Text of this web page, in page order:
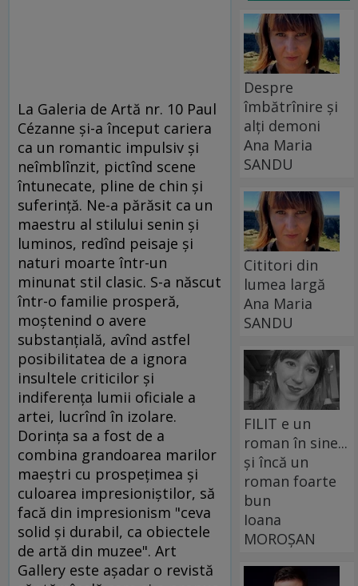
La Galeria de Artă nr. 10 Paul
Cézanne şi-a început cariera
ca un romantic impulsiv şi
neîmblînzit, pictînd scene
întunecate, pline de chin şi
suferinţă. Ne-a părăsit ca un
maestru al stilului senin şi
luminos, redînd peisaje şi
naturi moarte într-un
minunat stil clasic. S-a născut
într-o familie prosperă,
moştenind o avere
substanţială, avînd astfel
posibilitatea de a ignora
insultele criticilor şi
indiferenţa lumii oficiale a
artei, lucrînd în izolare.
Dorinţa sa a fost de a
combina grandoarea marilor
maeştri cu prospeţimea şi
culoarea impresioniştilor, să
facă din impresionism "ceva
solid şi durabil, ca obiectele
de artă din muzee". Art
Gallery este aşadar o revistă
Despre
îmbătrînire și
alți demoni
Ana Maria
SANDU
Cititori din
lumea largă
Ana Maria
SANDU
FILIT e un
roman în sine...
și încă un
roman foarte
bun
Ioana
MOROȘAN